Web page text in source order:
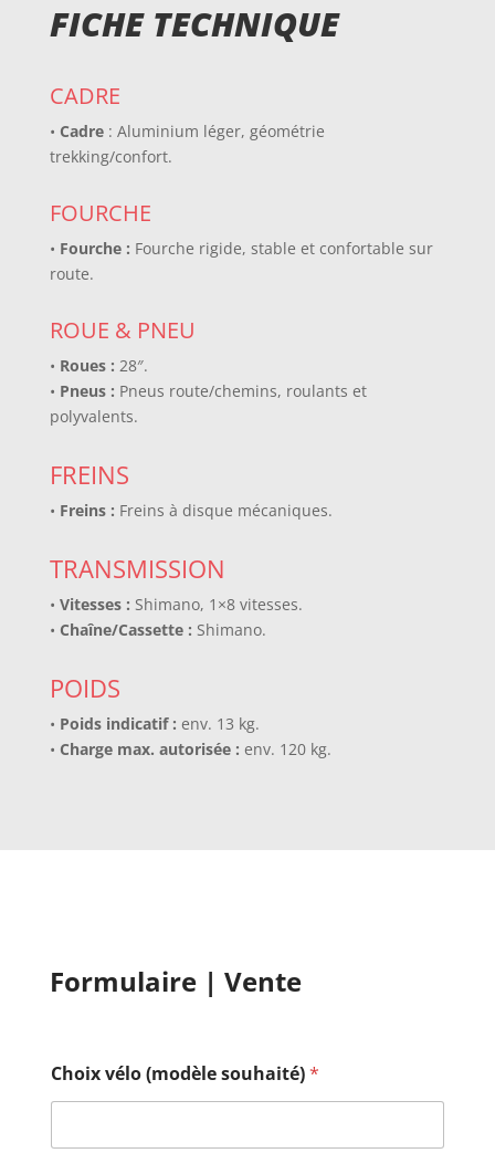
FICHE TECHNIQUE
CADRE
• Cadre: Aluminium léger, géométrie
trekking/confort.
FOURCHE
• Fourche : Fourche rigide, stable et confortable sur
route.
ROUE & PNEU
• Roues : 28″.
• Pneus : Pneus route/chemins, roulants et
polyvalents.
FREINS
• Freins : Freins à disque mécaniques.
TRANSMISSION
• Vitesses : Shimano, 1×8 vitesses.
• Chaîne/Cassette : Shimano.
POIDS
• Poids indicatif : env. 13 kg.
• Charge max. autorisée : env. 120 kg.
Formulaire | Vente
Choix vélo (modèle souhaité)*